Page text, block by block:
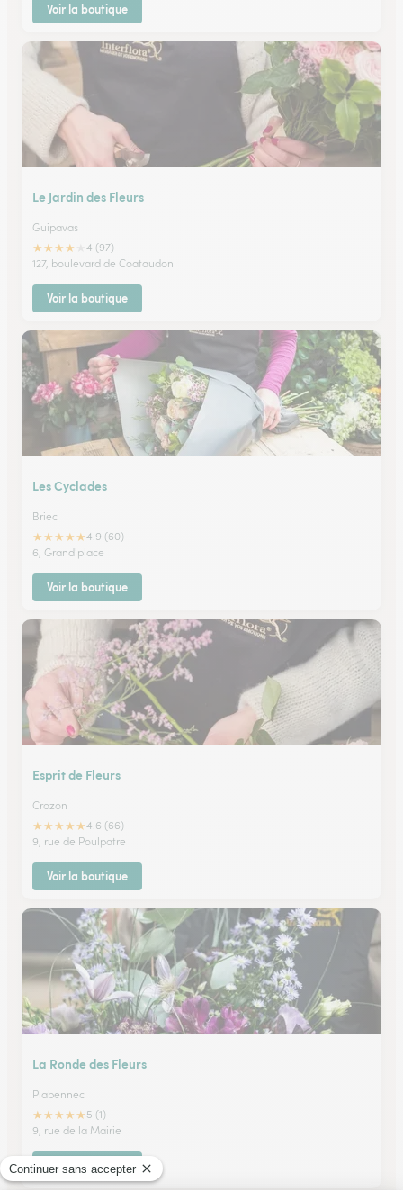
Voir la boutique
Le Jardin des Fleurs
Guipavas
★★★★
4 (97)
127, boulevard de Coataudon
Voir la boutique
Les Cyclades
Briec
★★★★★4.9 (60)
6, Grand'place
Voir la boutique
Esprit de Fleurs
Crozon
★★★★★4.6 (66)
9, rue de Poulpatre
Voir la boutique
La Ronde des Fleurs
Plabennec
★★★★★ 5 (1)
9, rue de la Mairie
Voir la boutique